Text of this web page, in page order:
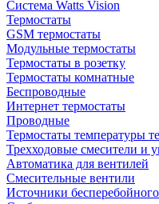
Система Watts Vision
Термостаты
GSM термостаты
Модульные термостаты
Термостаты в розетку
Термостаты комнатные
Беспроводные
Интернет термостаты
Проводные
Термостаты температуры
Трехходовые смесители и
Автоматика для вентилей
Смесительные вентили
Источники